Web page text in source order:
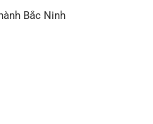
Bắc Ninh